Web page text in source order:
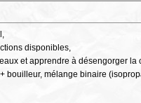
disponibles,
et apprendre à désengorger la
bouilleur, mélange binaire